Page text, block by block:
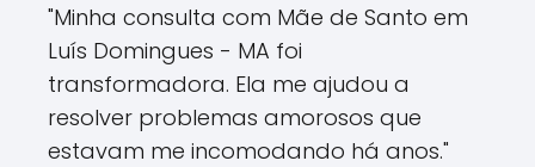
"Minha consulta com Mãe de Santo em
Luís Domingues - MA foi
transformadora. Ela me ajudou a
resolver problemas amorosos que
estavam me incomodando há anos."